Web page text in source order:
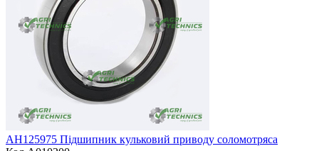
AH125975 Підшипник кульковий приводу соломотряса